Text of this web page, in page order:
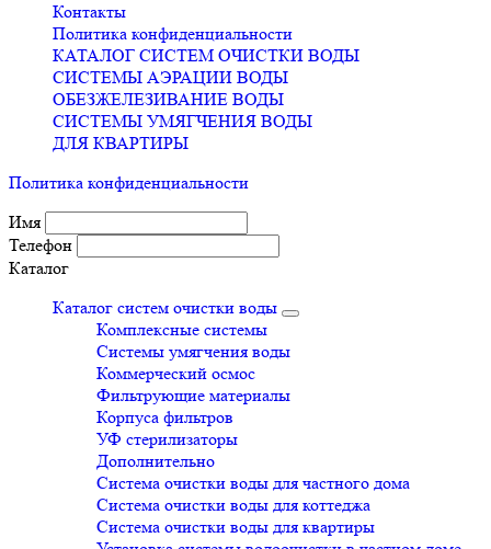
Контакты
Политика конфиденциальности
КАТАЛОГ СИСТЕМ ОЧИСТКИ ВОДЫ
СИСТЕМЫ АЭРАЦИИ ВОДЫ
ОБЕЗЖЕЛЕЗИВАНИЕ ВОДЫ
СИСТЕМЫ УМЯГЧЕНИЯ ВОДЫ
ДЛЯ КВАРТИРЫ
Политика конфиденциальности
Имя
Телефон
Каталог
Каталог систем очистки воды
Комплексные системы
Системы умягчения воды
Коммерческий осмос
Фильтрующие материалы
Корпуса фильтров
УФ стерилизаторы
Дополнительно
Система очистки воды для частного дома
Система очистки воды для коттеджа
Система очистки воды для квартиры